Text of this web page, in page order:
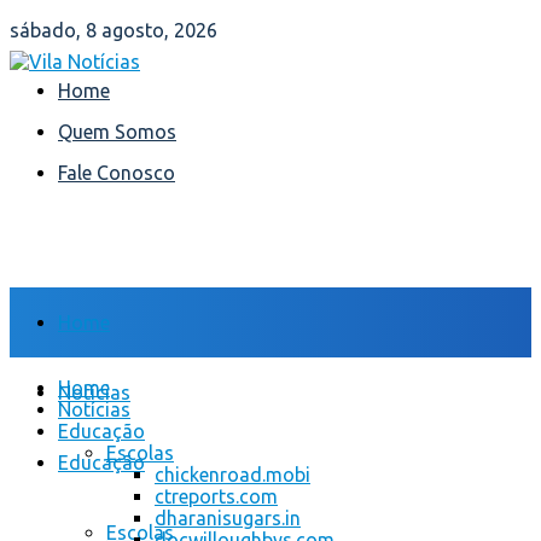
sábado, 8 agosto, 2026
Home
Quem Somos
Fale Conosco
Home
Notícias
Educação
Escolas
Home
Notícias
Educação
Escolas
chickenroad.mobi
ctreports.com
dharanisugars.in